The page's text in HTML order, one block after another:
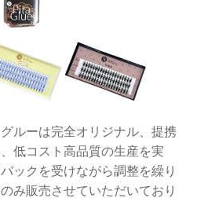
ルーは完全オリジナル、提携
低コスト高品質の生産を実
ックを受けながら調整を繰り
み販売させていただいており